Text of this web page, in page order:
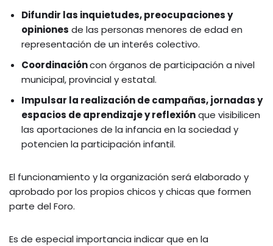
Difundir las inquietudes, preocupaciones y
opiniones de las personas menores de edad en
representación de un interés colectivo.
Coordinacióncon órganos de participación a nivel
municipal, provincial y estatal.
Impulsar la realización de campañas, jornadas y
espacios de aprendizaje y reflexiónque visibilicen
las aportaciones de la infancia en la sociedad y
potencien la participación infantil.
El funcionamiento y la organización será elaborado y
aprobado por los propios chicos y chicas que formen
parte del Foro.
Es de especial importancia indicar que en la